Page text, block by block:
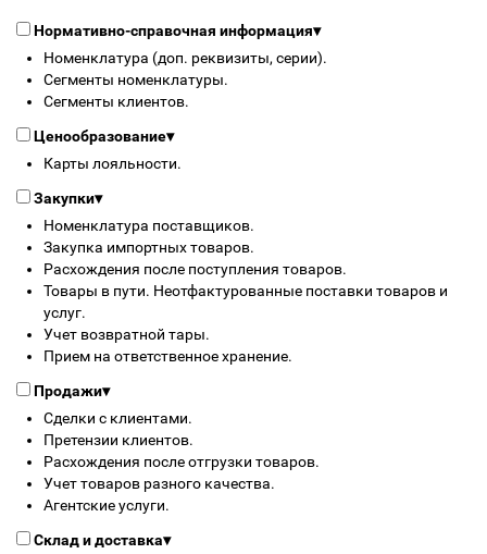
Нормативно-справочная информация▾
Номенклатура (доп. реквизиты, серии).
Сегменты номенклатуры.
Сегменты клиентов.
Ценообразование▾
Карты лояльности.
Закупки▾
Номенклатура поставщиков.
Закупка импортных товаров.
Расхождения после поступления товаров.
Товары в пути. Неотфактурованные поставки товаров и
услуг.
Учет возвратной тары.
Прием на ответственное хранение.
Продажи▾
Сделки с клиентами.
Претензии клиентов.
Расхождения после отгрузки товаров.
Учет товаров разного качества.
Агентские услуги.
Склад и доставка▾